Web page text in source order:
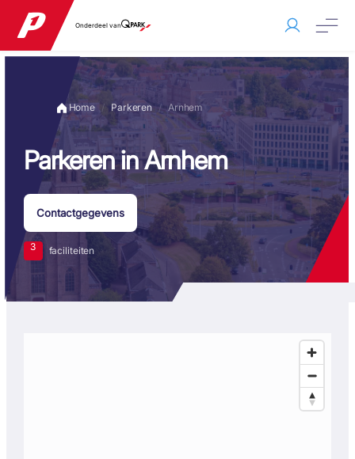
Onderdeel van
Home Parkeren Arnhem
Parkeren in Arnhem
Contactgegevens
3 faciliteiten